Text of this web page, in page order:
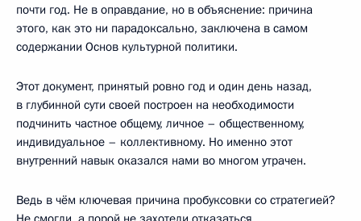
почти год. Не в оправдание, но в объяснение: причина
этого, как это ни парадоксально, заключена в самом
содержании Основ культурной политики.
Этот документ, принятый ровно год и один день назад,
в глубинной сути своей построен на необходимости
подчинить частное общему, личное – общественному,
индивидуальное – коллективному. Но именно этот
внутренний навык оказался нами во многом утрачен.
Ведь в чём ключевая причина пробуксовки со стратегией?